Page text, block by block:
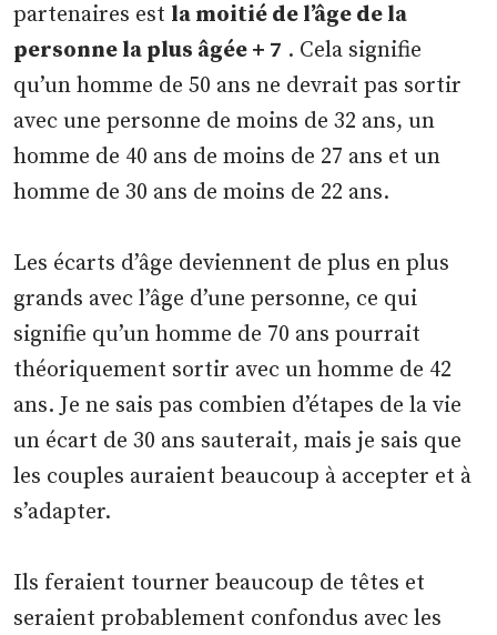
partenaires est la moitié de l’âge de la
personne la plus âgée + 7 . Cela signifie
qu’un homme de 50 ans ne devrait pas sortir
avec une personne de moins de 32 ans, un
homme de 40 ans de moins de 27 ans et un
homme de 30 ans de moins de 22 ans.
Les écarts d’âge deviennent de plus en plus
grands avec l’âge d’une personne, ce qui
signifie qu’un homme de 70 ans pourrait
théoriquement sortir avec un homme de 42
ans. Je ne sais pas combien d’étapes de la vie
un écart de 30 ans sauterait, mais je sais que
les couples auraient beaucoup à accepter et à
s’adapter.
Ils feraient tourner beaucoup de têtes et
seraient probablement confondus avec les